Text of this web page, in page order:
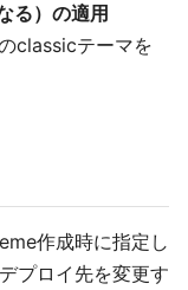
る）の適用
classicテーマを
作成時に指定し
プロイ先を変更す